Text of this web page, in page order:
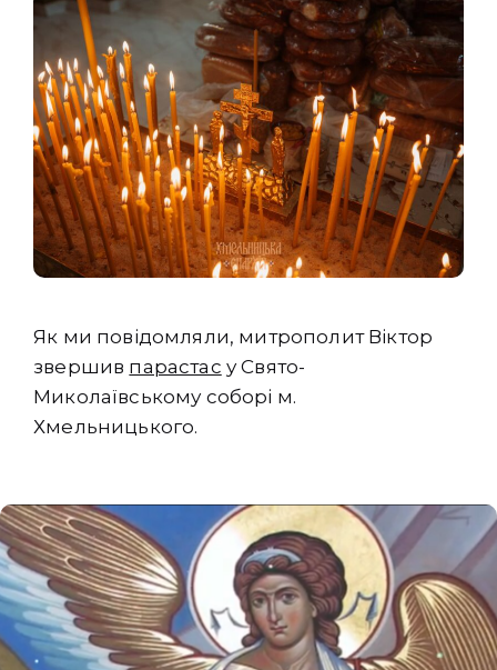
Як ми повідомляли, митрополит Віктор
звершив парастас у Свято-
Миколаївському соборі м.
Хмельницького.